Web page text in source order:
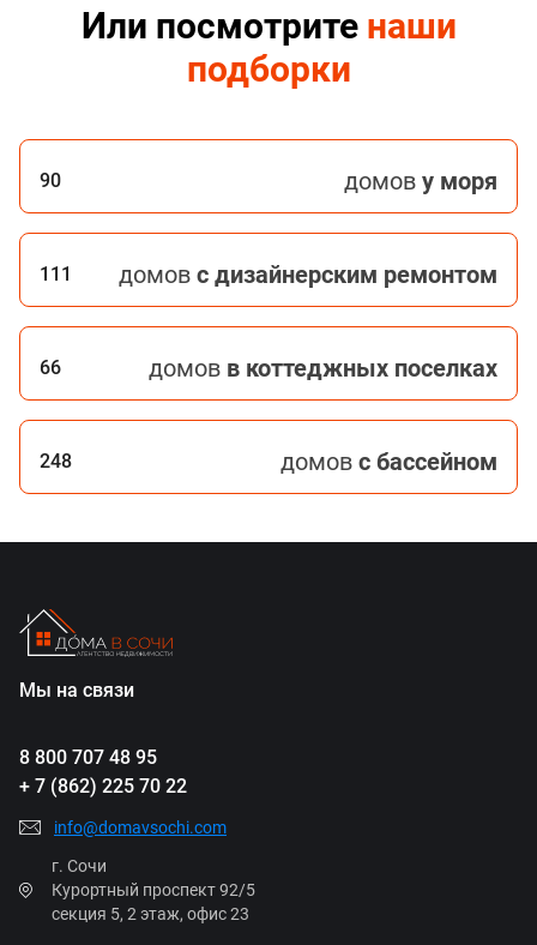
Или посмотрите наши
подборки
90 домов у моря
111 домов с дизайнерским ремонтом
66 домов в коттеджных поселках
248 домов с бассейном
Мы на связи
8 800 707 48 95
+ 7 (862) 225 70 22
info@domavsochi.com
г. Сочи
Курортный проспект 92/5
секция 5, 2 этаж, офис 23